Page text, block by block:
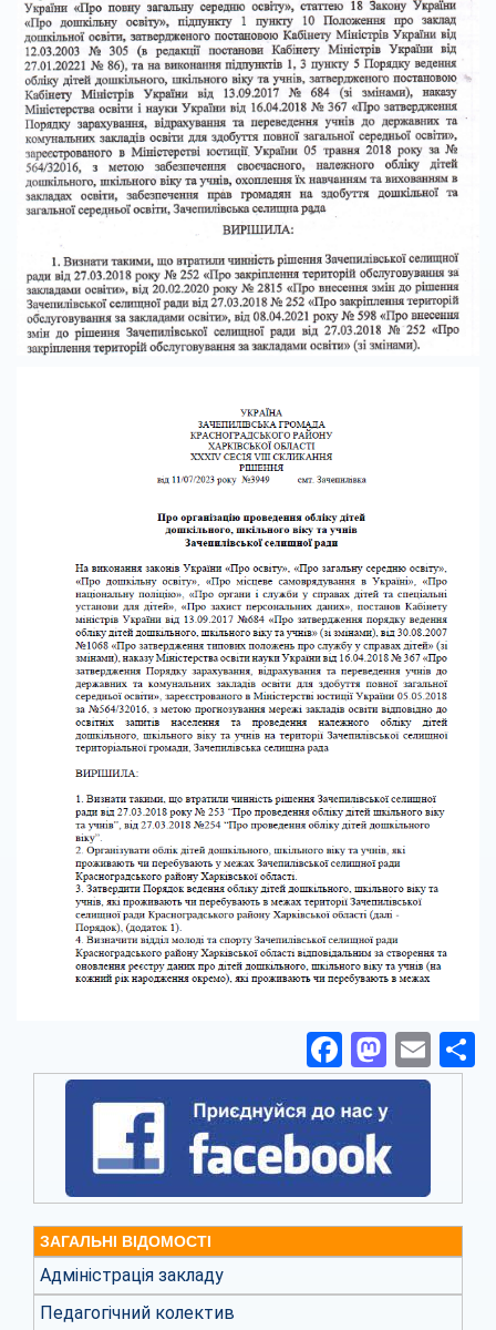
Facebook
ЗАГАЛЬНІ ВІДОМОСТІ
Адміністрація закладу
Педагогічний колектив